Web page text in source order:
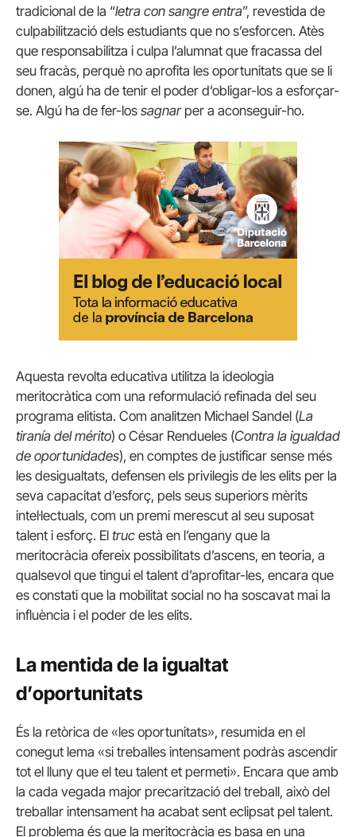
tradicional de la “letra con sangre entra”, revestida de
culpabilització dels estudiants que no s’esforcen. Atès
que responsabilitza i culpa l’alumnat que fracassa del
seu fracàs, perquè no aprofita les oportunitats que se li
donen, algú ha de tenir el poder d’obligar-los a esforçar-
se. Algú ha de fer-los sagnarper a aconseguir-ho.
Aquesta revolta educativa utilitza la ideologia
meritocràtica com una reformulació refinada del seu
programa elitista. Com analitzen Michael Sandel (La
tiranía del mérito) o César Rendueles (Contra la igualdad
de oportunidades), en comptes de justificar sense més
les desigualtats, defensen els privilegis de les elits per la
seva capacitat d’esforç, pels seus superiors mèrits
intel·lectuals, com un premi merescut al seu suposat
talent i esforç. El truc està en l’engany que la
meritocràcia ofereix possibilitats d’ascens, en teoria, a
qualsevol que tingui el talent d’aprofitar-les, encara que
es constati que la mobilitat social no ha soscavat mai la
influència i el poder de les elits.
La mentida de la igualtat
d’oportunitats
És la retòrica de «les oportunitats», resumida en el
conegut lema «si treballes intensament podràs ascendir
tot el lluny que el teu talent et permeti». Encara que amb
la cada vegada major precarització del treball, això del
treballar intensament ha acabat sent eclipsat pel talent.
El problema és que la meritocràcia es basa en una